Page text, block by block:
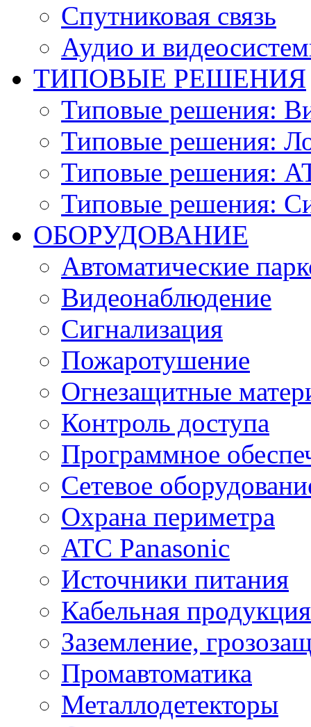
Спутниковая связь
Аудио и
ТИПОВЫЕ РЕШЕНИЯ
Типовые решения:
Типовые решения:
Типовые решения:
Типовые решения:
ОБОРУДОВАНИЕ
Автоматические
Видеонаблюдение
Сигнализация
Пожаротушение
Огнезащитные
Контроль доступа
Программное
Сетевое
Охрана периметра
ATC Panasonic
Источники питания
Кабельная продукция
Заземление,
Промавтоматика
Металлодетекторы